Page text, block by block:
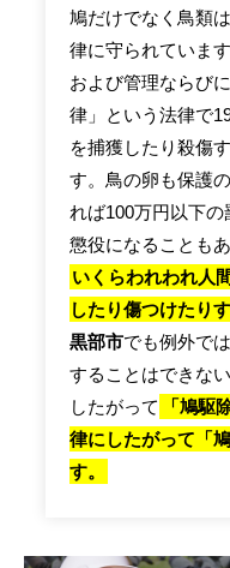
鳩だけでなく鳥類
律に守られていま
および管理ならび
律」という法律で
を捕獲したり殺傷
す。鳥の卵も保護
れば100万円以下
懲役になることもあ
いくらわれわれ人
したり傷つけたり
黒部市でも例外で
することはできない
したがって
「鳩駆
律にしたがって「
す。